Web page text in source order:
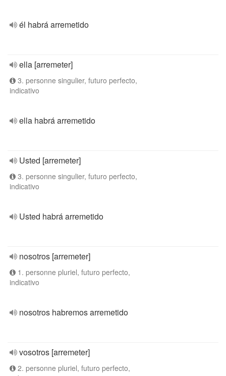
él habrá arremetido
ella [arremeter]
3. personne singulier, futuro perfecto,
indicativo
ella habrá arremetido
Usted [arremeter]
3. personne singulier, futuro perfecto,
indicativo
Usted habrá arremetido
nosotros [arremeter]
1. personne pluriel, futuro perfecto,
indicativo
nosotros habremos arremetido
vosotros [arremeter]
2. personne pluriel, futuro perfecto,